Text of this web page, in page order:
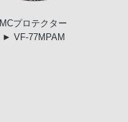
MCプロテクター
► VF-77MPAM